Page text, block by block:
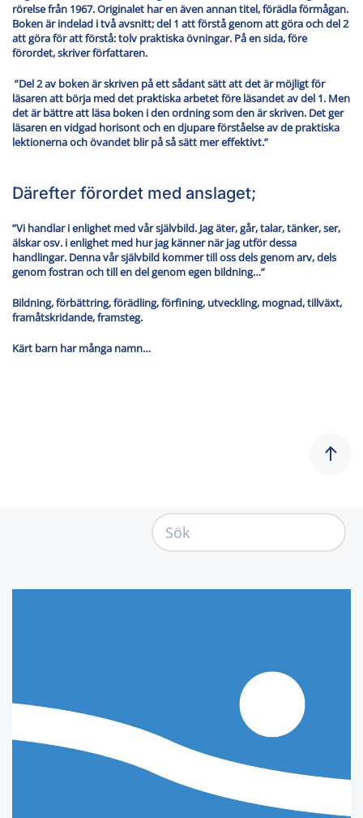
rörelse från 1967. Originalet har en även annan titel, förädla förmågan.
Boken är indelad i två avsnitt; del 1 att förstå genom att göra och del 2
att göra för att förstå: tolv praktiska övningar. På en sida, före
förordet, skriver författaren.
”Del 2 av boken är skriven på ett sådant sätt att det är möjligt för
läsaren att börja med det praktiska arbetet före läsandet av del 1. Men
det är bättre att läsa boken i den ordning som den är skriven. Det ger
läsaren en vidgad horisont och en djupare förståelse av de praktiska
lektionerna och övandet blir på så sätt mer effektivt.”
Därefter förordet med anslaget;
”Vi handlar i enlighet med vår självbild. Jag äter, går, talar, tänker, ser,
älskar osv. i enlighet med hur jag känner när jag utför dessa
handlingar. Denna vår självbild kommer till oss dels genom arv, dels
genom fostran och till en del genom egen bildning…”
Bildning, förbättring, förädling, förfining, utveckling, mognad, tillväxt,
framåtskridande, framsteg.
Kärt barn har många namn…